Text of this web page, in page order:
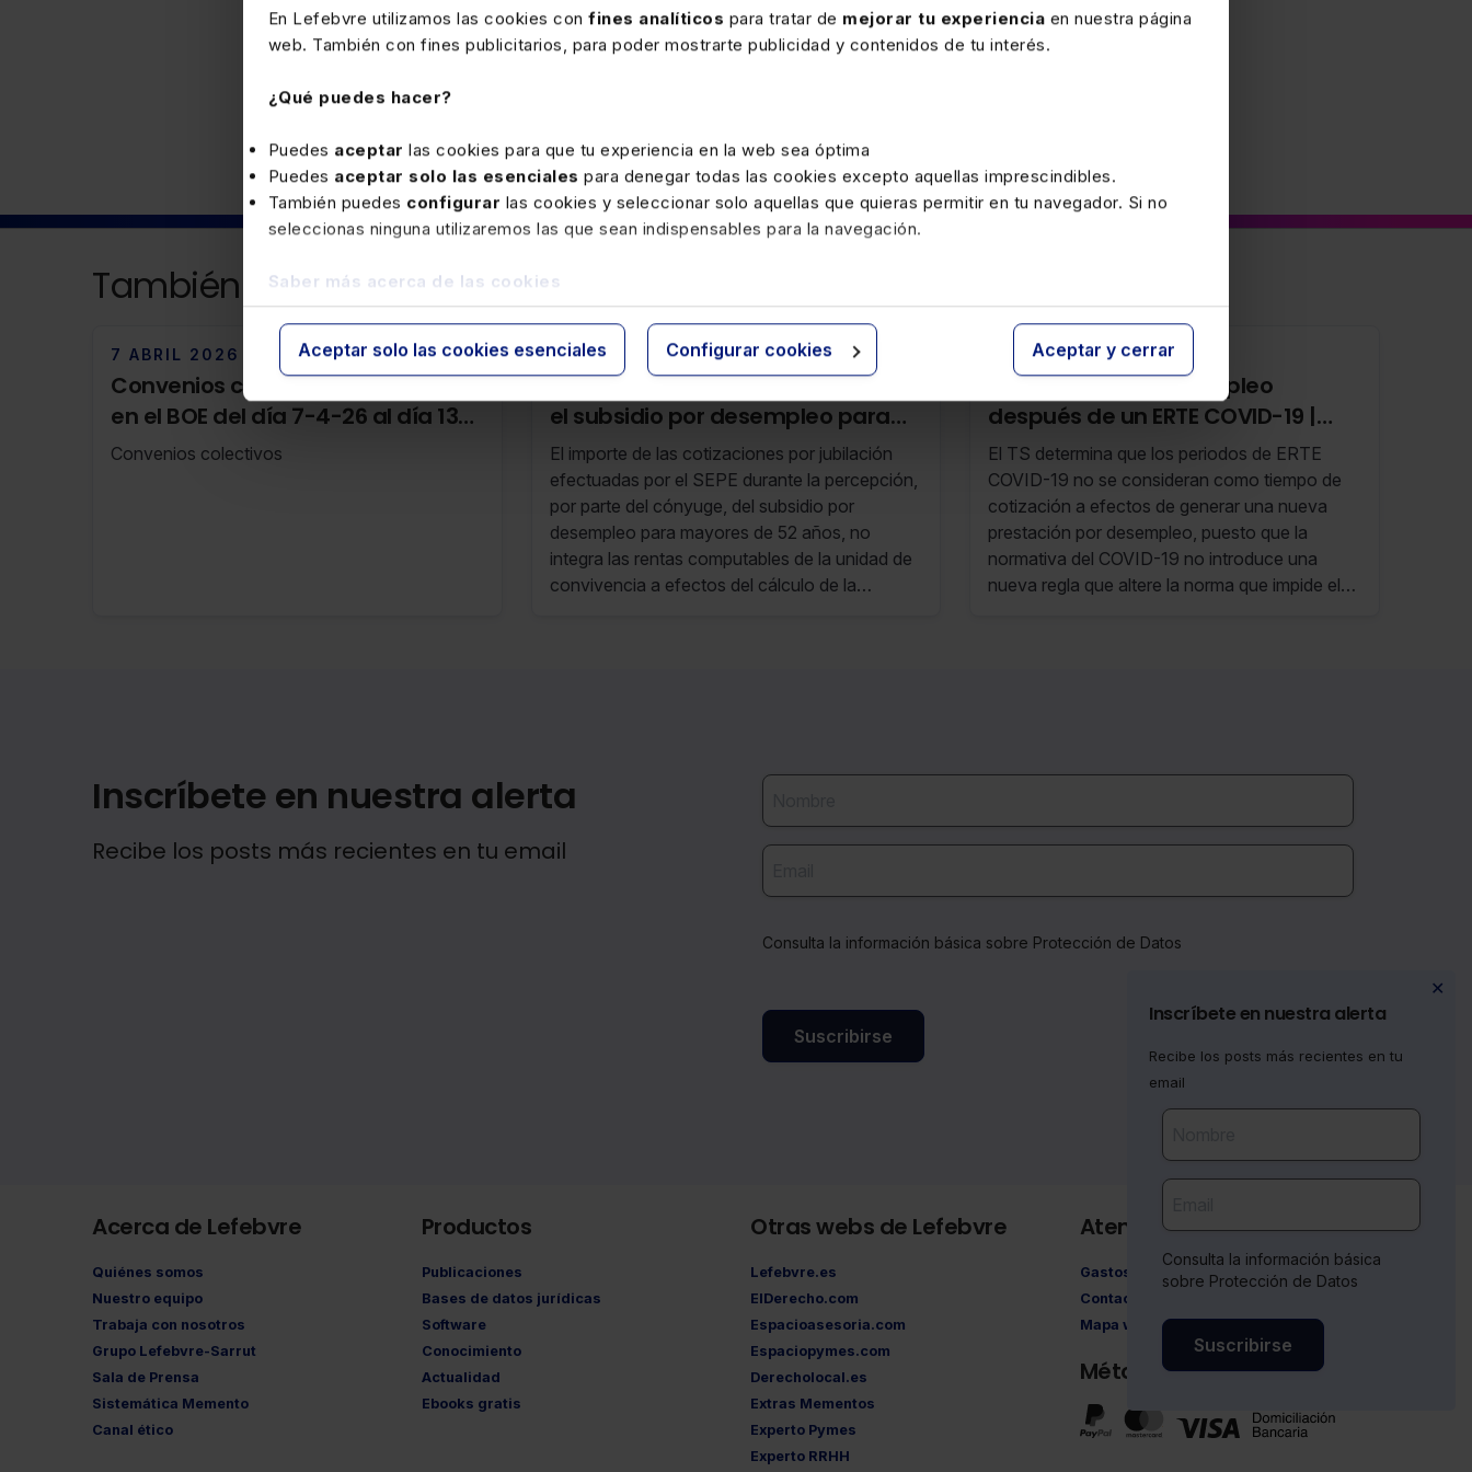
En Lefebvre utilizamos las cookies con fines analíticos para tratar de mejorar tu experiencia en nuestra página
web. También con fines publicitarios, para poder mostrarte publicidad y contenidos de tu interés.
¿Qué puedes hacer?
Puedes aceptar las cookies para que tu experiencia en la web sea óptima
Puedes aceptar solo las esenciales para denegar todas las cookies excepto aquellas imprescindibles.
También puedes configurar las cookies y seleccionar solo aquellas que quieras permitir en tu navegador. Si no
seleccionas ninguna utilizaremos las que sean indispensables para la navegación.
Saber más acerca de las cookies
Aceptar solo las cookies esenciales Configurar cookies Aceptar y cerrar
También puede interesarte
7 ABRIL 2026
Convenios colectivos publicados
en el BOE del día 7-4-26 al día 13-
4-26
Convenios colectivos
10 MARZO 2026
Cotización por jubilación durante
el subsidio por desempleo para
mayores de 52 años. Cómputo a
efectos de la cuantía de las
pensiones no contributivas
El importe de las cotizaciones por jubilación
efectuadas por el SEPE durante la percepción,
por parte del cónyuge, del subsidio por
desempleo para mayores de 52 años, no
integra las rentas computables de la unidad de
convivencia a efectos del cálculo de la
8 OCTUBRE 2024
Prestación por desempleo
después de un ERTE COVID-19 |
Actualización octubre 2024
El TS determina que los periodos de ERTE
COVID-19 no se consideran como tiempo de
cotización a efectos de generar una nueva
prestación por desempleo, puesto que la
normativa del COVID-19 no introduce una
nueva regla que altere la norma que impide el
Inscríbete en nuestra alerta
Recibe los posts más recientes en tu email
Consulta la información básica sobre Protección de Datos
Suscribirse
✕
Inscríbete en nuestra alerta
Recibe los posts más recientes en tu
email
Consulta la información básica
sobre Protección de Datos
Suscribirse
Acerca de Lefebvre
Quiénes somos
Nuestro equipo
Trabaja con nosotros
Grupo Lefebvre-Sarrut
Sala de Prensa
Sistemática Memento
Canal ético
Productos
Publicaciones
Bases de datos jurídicas
Software
Conocimiento
Actualidad
Ebooks gratis
Otras webs de Lefebvre
Lefebvre.es
ElDerecho.com
Espacioasesoria.com
Espaciopymes.com
Derecholocal.es
Extras Mementos
Experto Pymes
Experto RRHH
Atención al cliente
Gastos de envío
Contacto
Mapa web
Métodos de pago